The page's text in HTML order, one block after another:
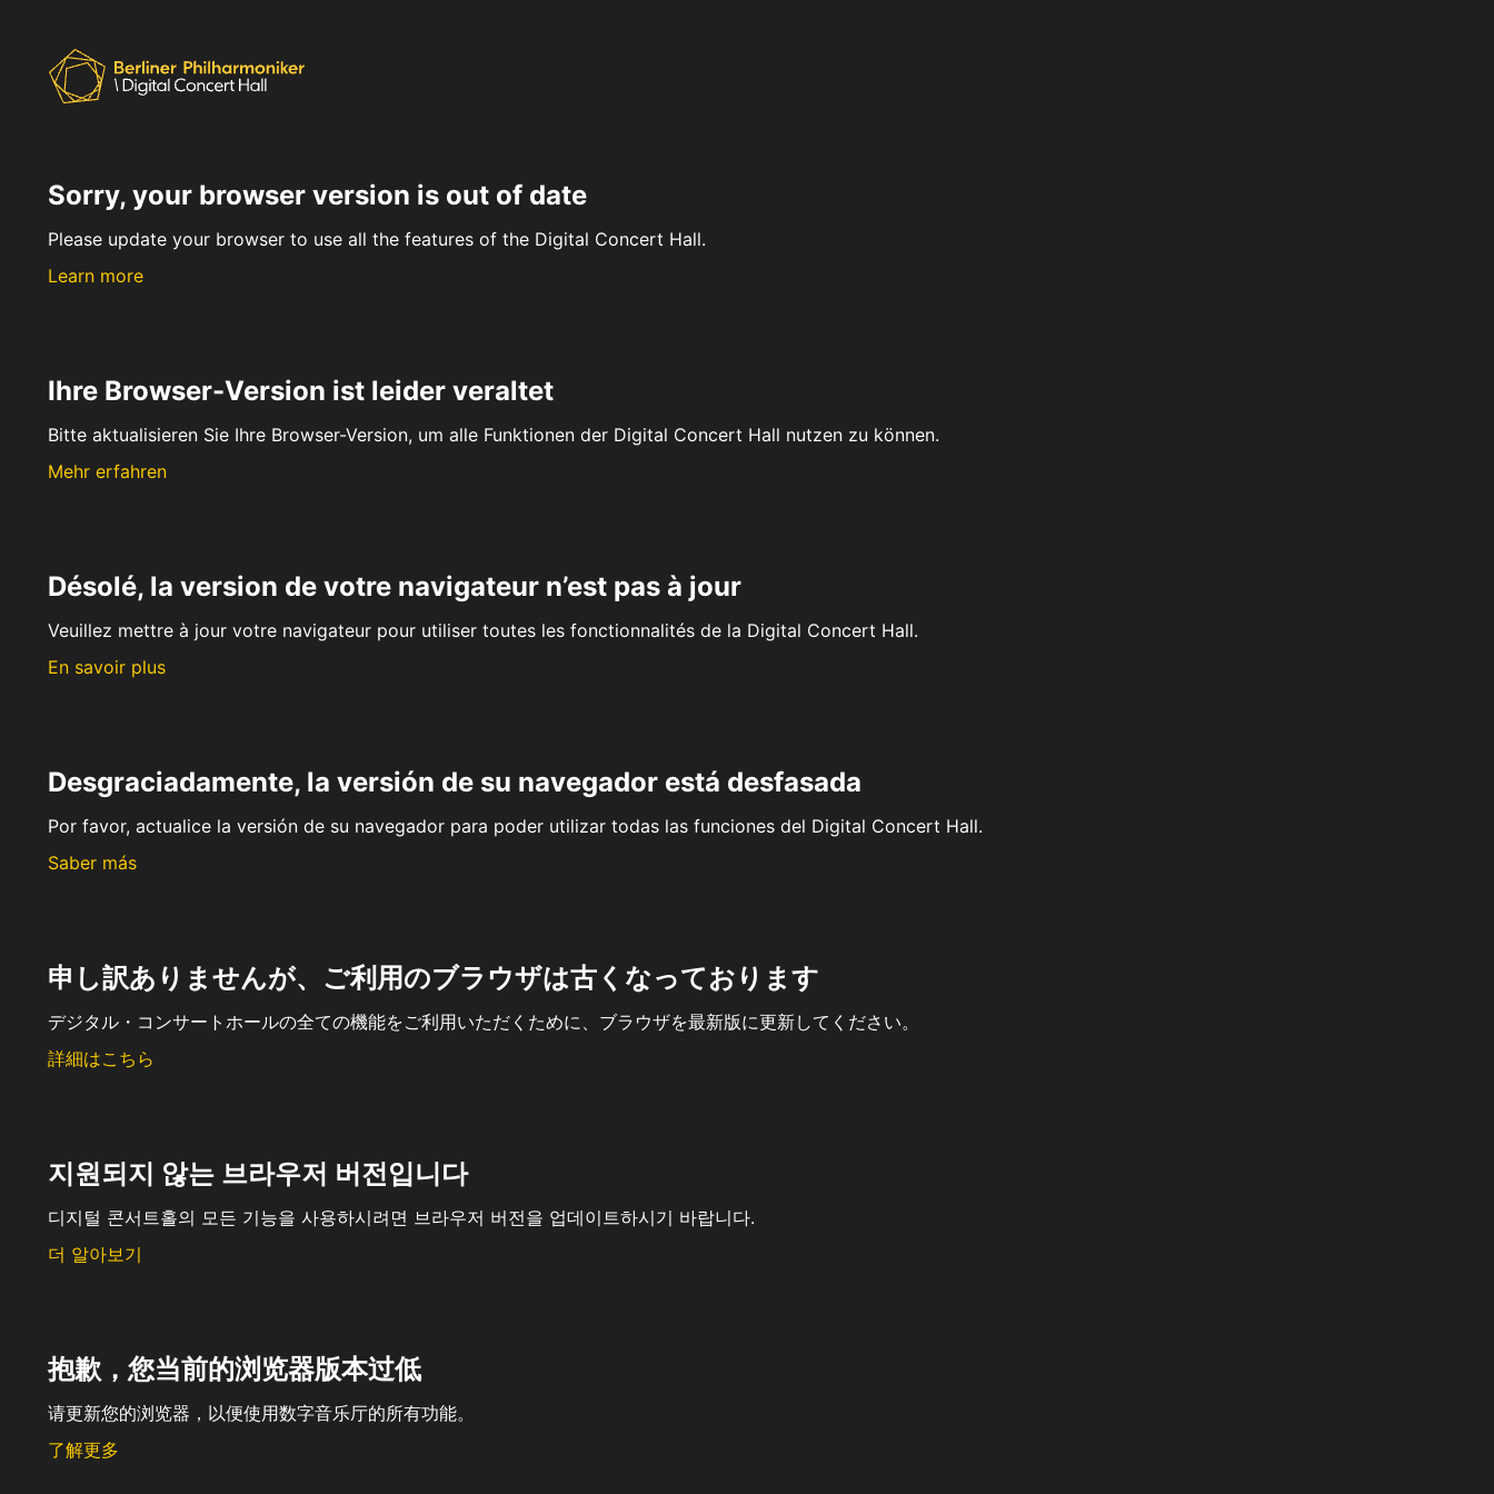
Sorry, your browser version is out of date
Please update your browser to use all the features of the Digital Concert Hall.
Learn more
Ihre Browser-Version ist leider veraltet
Bitte aktualisieren Sie Ihre Browser-Version, um alle Funktionen der Digital Concert Hall nutzen zu können.
Mehr erfahren
Désolé, la version de votre navigateur n’est pas à jour
Veuillez mettre à jour votre navigateur pour utiliser toutes les fonctionnalités de la Digital Concert Hall.
En savoir plus
Desgraciadamente, la versión de su navegador está desfasada
Por favor, actualice la versión de su navegador para poder utilizar todas las funciones del Digital Concert Hall.
Saber más
申し訳ありませんが、ご利用のブラウザは古くなっております
デジタル・コンサートホールの全ての機能をご利用いただくために、ブラウザを最新版に更新してください。
詳細はこちら
지원되지 않는 브라우저 버전입니다
디지털 콘서트홀의 모든 기능을 사용하시려면 브라우저 버전을 업데이트하시기 바랍니다.
더 알아보기
抱歉，您当前的浏览器版本过低
请更新您的浏览器，以便使用数字音乐厅的所有功能。
了解更多